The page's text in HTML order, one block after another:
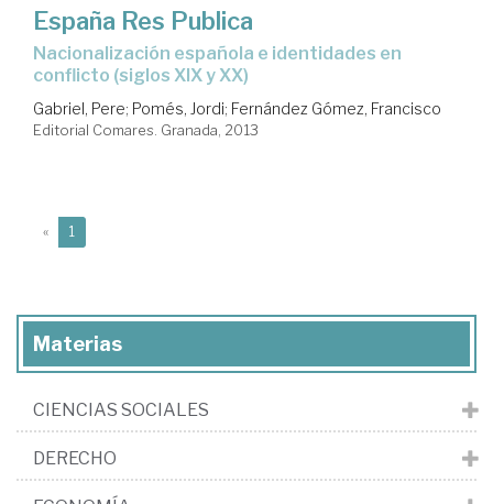
España Res Publica
nacionalización española e identidades en
conflicto (siglos XIX y XX)
Gabriel, Pere; Pomés, Jordi; Fernández Gómez, Francisco
Editorial Comares. Granada, 2013
« 1
Materias
CIENCIAS SOCIALES
DERECHO